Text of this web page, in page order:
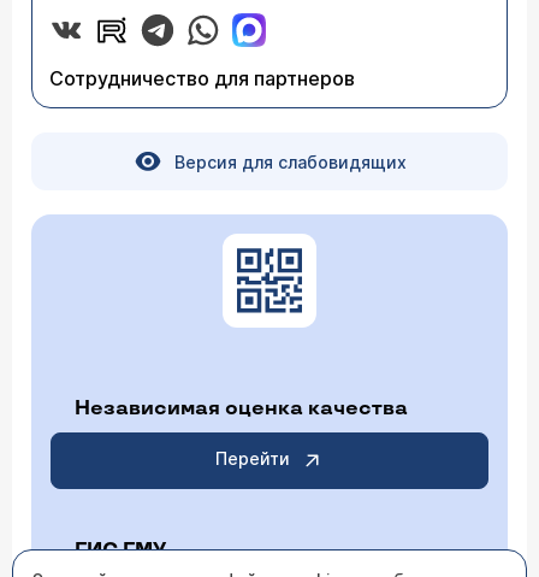
Сотрудничество для партнеров
Версия для слабовидящих
Независимая оценка качества
Перейти
ГИС ГМУ